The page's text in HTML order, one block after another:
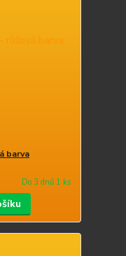
barva
Do 3 dnů 1 ks